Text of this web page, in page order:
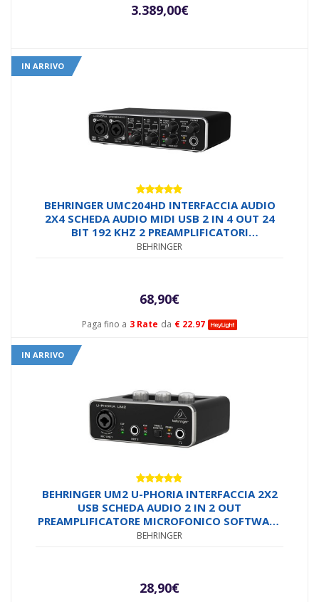
3.389,00€
IN ARRIVO
Paga fino a 3 Rate da € 22.97
Valutato
4.93su 5
BEHRINGER UMC204HD INTERFACCIA AUDIO
2X4 SCHEDA AUDIO MIDI USB 2 IN 4 OUT 24
BIT 192 KHZ 2 PREAMPLIFICATORI
MICROFONICI MIDAS PHANTOM POWER +48V
BEHRINGER
68,90€
IN ARRIVO
Valutato
4.73su 5
BEHRINGER UM2 U-PHORIA INTERFACCIA 2X2
USB SCHEDA AUDIO 2 IN 2 OUT
PREAMPLIFICATORE MICROFONICO SOFTWARE
PC MAC
BEHRINGER
28,90€